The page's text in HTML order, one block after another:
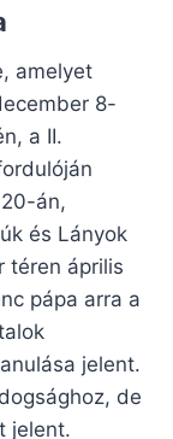
amelyet
8-
a II.
án,
és Lányok
téren április
pápa arra a
jelent.
de
jelent.